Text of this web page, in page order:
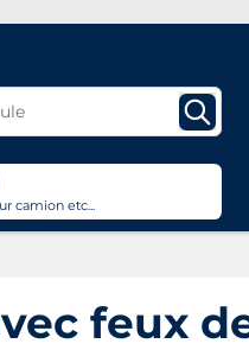
camion etc...
feux